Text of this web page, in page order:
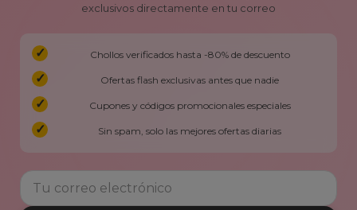
exclusivos directamente en tu correo
Chollos verificados hasta -80% de descuento
Ofertas flash exclusivas antes que nadie
Cupones y códigos promocionales especiales
Sin spam, solo las mejores ofertas diarias